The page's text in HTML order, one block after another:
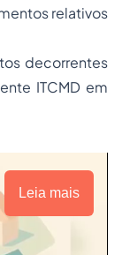
relativos
decorrentes
ITCMD em
Leia mais